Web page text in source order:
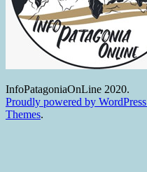
InfoPatagoniaOnLine 2020.
Proudly powered by WordPress
Themes.